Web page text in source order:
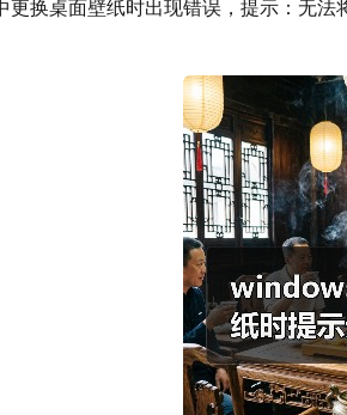
更换桌面壁纸时出现错误，提示：无